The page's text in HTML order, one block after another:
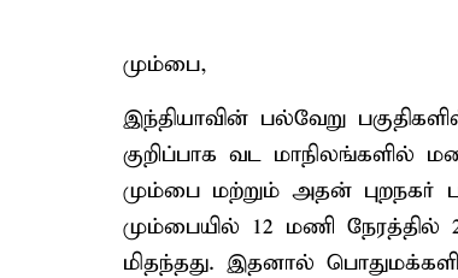
மும்பை,
இந்தியாவின் பல்வேறு
குறிப்பாக வட மாநிலங்களில்
மும்பை மற்றும் அதன் புறநகர்
மும்பையில் 12 மணி
மிதந்தது. இதனால்